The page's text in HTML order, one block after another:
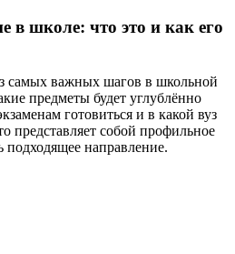
в школе: что это и как его
важных шагов в школьной
предметы будет углублённо
готовиться и в какой вуз
представляет собой профильное
подходящее направление.